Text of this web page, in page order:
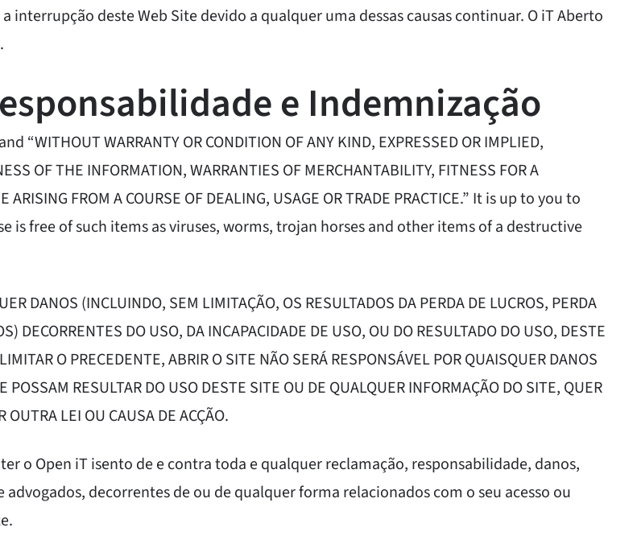
interrupção deste Web Site devido a qualquer uma dessas causas continuar. O iT Aberto
e Indemnização
WARRANTY OR CONDITION OF ANY KIND, EXPRESSED OR IMPLIED,
OF THE INFORMATION, WARRANTIES OF MERCHANTABILITY, FITNESS FOR A
FROM A COURSE OF DEALING, USAGE OR TRADE PRACTICE.” It is up to you to
free of such items as viruses, worms, trojan horses and other items of a destructive
DANOS (INCLUINDO, SEM LIMITAÇÃO, OS RESULTADOS DA PERDA DE LUCROS, PERDA
DECORRENTES DO USO, DA INCAPACIDADE DE USO, OU DO RESULTADO DO USO, DESTE
O PRECEDENTE, ABRIR O SITE NÃO SERÁ RESPONSÁVEL POR QUAISQUER DANOS
RESULTAR DO USO DESTE SITE OU DE QUALQUER INFORMAÇÃO DO SITE, QUER
LEI OU CAUSA DE ACÇÃO.
o Open iT isento de e contra toda e qualquer reclamação, responsabilidade, danos,
decorrentes de ou de qualquer forma relacionados com o seu acesso ou